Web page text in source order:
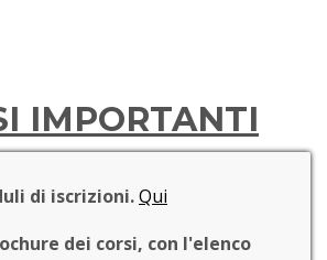
IMPORTANTI
di iscrizioni.Qui
dei corsi, con l'elenco